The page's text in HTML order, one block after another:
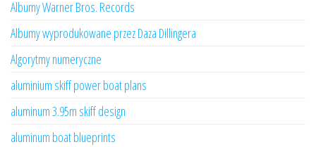
Albumy Warner Bros. Records
Albumy wyprodukowane przez Daza Dillingera
Algorytmy numeryczne
aluminium skiff power boat plans
aluminum 3.95m skiff design
aluminum boat blueprints